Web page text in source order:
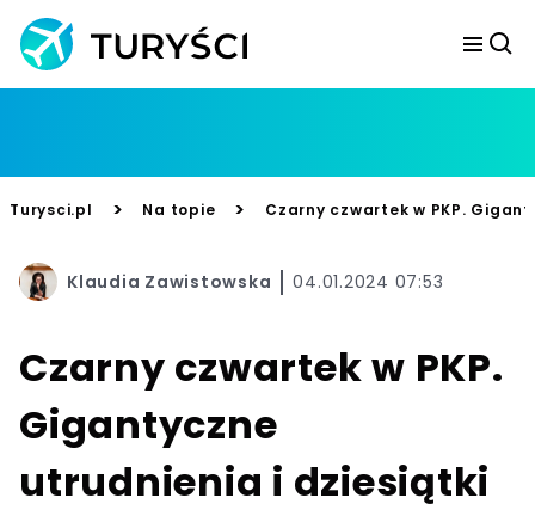
Turysci.pl > Na topie > Czarny czwartek w PKP.
Klaudia Zawistowska 04.01.2024 07:53
Czarny czwartek w PKP.
Gigantyczne
utrudnienia i dziesiątki